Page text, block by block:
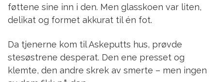
føttene sine inn i den. Men glasskoen var liten,
delikat og formet akkurat til én fot.
Da tjenerne kom til Askeputts hus, prøvde
stesøstrene desperat. Den ene presset og
klemte, den andre skrek av smerte – men ingen